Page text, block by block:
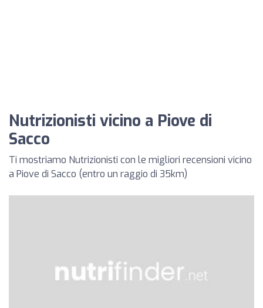
Nutrizionisti vicino a Piove di
Sacco
Ti mostriamo Nutrizionisti con le migliori recensioni vicino
a Piove di Sacco (entro un raggio di 35km)